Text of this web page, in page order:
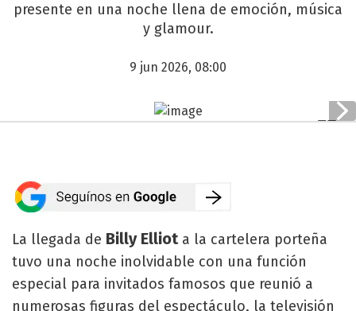
presente en una noche llena de emoción, música
y glamour.
9 jun 2026, 08:00
La llegada de Billy Elliota la cartelera porteña
tuvo una noche inolvidable con una función
especial para invitados famosos que reunió a
numerosas figuras del espectáculo, la televisión